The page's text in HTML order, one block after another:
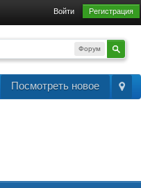
Войти Регистрация
Форум
Посмотреть новое